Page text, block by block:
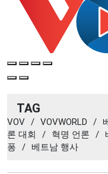
TAG
VOV / VOVWORLD /
론 대회
/ 혁명 언론 /
퐁
/ 베트남 행사